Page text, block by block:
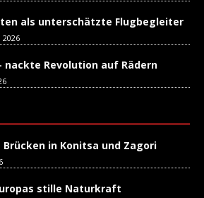
als unterschätzte Flugbegleiter
2026
nackte Revolution auf Rädern
Brücken in Konitsa und Zagori
stille Naturkraft